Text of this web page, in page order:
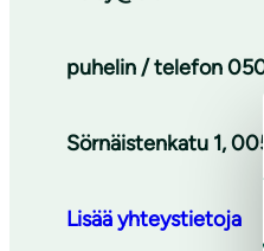
puhelin / telefon
Sörnäistenkatu 1,
Lisää yhteystietoja